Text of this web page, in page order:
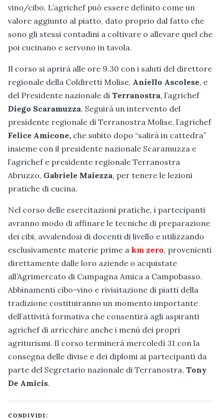
vino/cibo. L’agrichef può essere definito come un
valore aggiunto al piatto, dato proprio dal fatto che
sono gli stessi contadini a coltivare o allevare quel che
poi cucinano e servono in tavola.
Il corso si aprirà alle ore 9.30 con i saluti del direttore
regionale della Coldiretti Molise, Aniello Ascolese, e
del Presidente nazionale di Terranostra, l’agrichef
Diego Scaramuzza. Seguirà un intervento del
presidente regionale di Terranostra Molise, l’agrichef
Felice Amicone, che subito dopo “salirà in cattedra”
insieme con il presidente nazionale Scaramuzza e
l’agrichef e presidente regionale Terranostra
Abruzzo, Gabriele Maiezza, per tenere le lezioni
pratiche di cucina.
Nel corso delle esercitazioni pratiche, i partecipanti
avranno modo di affinare le tecniche di preparazione
dei cibi, avvalendosi di docenti di livello e utilizzando
esclusivamente materie prime a km zero, provenienti
direttamente dalle loro aziende o acquistate
all’Agrimercato di Campagna Amica a Campobasso.
Abbinamenti cibo-vino e rivisitazione di piatti della
tradizione costituiranno un momento importante
dell’attività formativa che consentirà agli aspiranti
agrichef di arricchire anche i menù dei propri
agriturismi. Il corso terminerà mercoledì 31 con la
consegna delle divise e dei diplomi ai partecipanti da
parte del Segretario nazionale di Terranostra, Tony
De Amicis.
CONDIVIDI: